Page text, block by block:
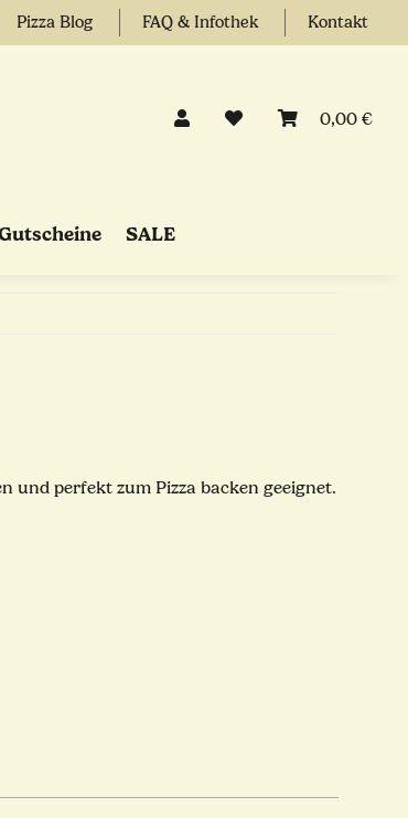
Pizza Blog FAQ & Infothek Kontakt
0,00 €
SALE
und perfekt zum Pizza backen geeignet.